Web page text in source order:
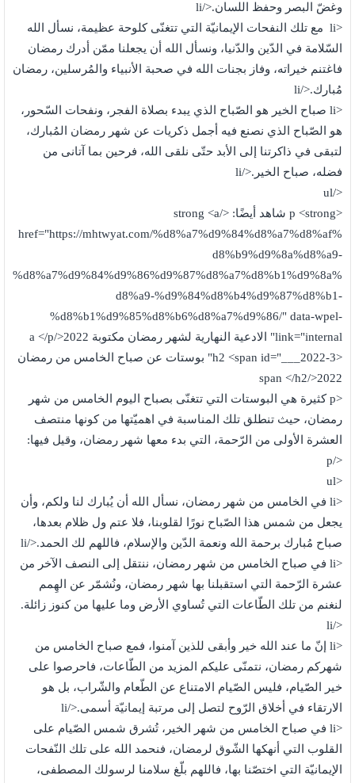
وغضّ البصر وحفظ اللسان.</li
<li مع تلك النفحات الإيمانيّة التي تتغنّى كلوحة عظيمة، نسأل الله
السّلامة في الدّين والدّنيا، ونسأل الله أن يجعلنا ممّن أدرك رمضان
فاغتنم خيراته، وفاز بجنات الله في صحبة الأنبياء والمُرسلين، رمضان
مُبارك.</li
<li صباح الخير هو الصّباح الذي يبدء بصلاة الفجر، ونفحات السّحور،
هو الصّباح الذي نصنع فيه أجمل ذكريات عن شهر رمضان المُبارك،
لتبقى في ذاكرتنا إلى الأبد حتّى نلقى الله، فرحين بما آتانى من
فضله، صباح الخير.</li
</ul
<p <strong شاهد أيضًا: </strong <a
href="https://mhtwyat.com/%d8%a7%d9%84%d8%a7%d8%af%
d8%b9%d9%8a%d8%a9-
%d8%a7%d9%84%d9%86%d9%87%d8%a7%d8%b1%d9%8a%
d8%a9-%d9%84%d8%b4%d9%87%d8%b1-
%d8%b1%d9%85%d8%b6%d8%a7%d9%86/" data-wpel-
link="internal" الادعية النهارية لشهر رمضان مكتوبة 2022</a </p
<h2 <span id="___2022-3" بوستات عن صباح الخامس من رمضان
2022</span </h2
<p كثيرة هي البوستات التي تتغنّى بصباح اليوم الخامس من شهر
رمضان، حيث تنطلق تلك المناسبة في اهميّتها من كونها منتصف
العشرة الأولى من الرّحمة، التي بدء معها شهر رمضان، وقيل فيها:
</p
<ul
<li في الخامس من شهر رمضان، نسأل الله أن يُبارك لنا ولكم، وأن
يجعل من شمس هذا الصّباح نورًا لقلوبنا، فلا عتم ول ظلام بعدها،
صباح مُبارك برحمة الله ونعمة الدّين والإسلام، فاللهم لك الحمد.</li
<li في صباح الخامس من شهر رمضان، ننتقل إلى النصف الآخر من
عشرة الرّحمة التي استقبلنا بها شهر رمضان، ونُشمّر عن الهِمم
لنغنم من تلك الطّاعات التي تُساوي الأرض وما عليها من كنوز زائلة.
</li
<li إنّ ما عند الله خير وأبقى للذين آمنوا، فمع صباح الخامس من
شهركم رمضان، نتمنّى عليكم المزيد من الطّاعات، فاحرصوا على
خير الصّيام، فليس الصّيام الامتناع عن الطّعام والشّراب، بل هو
الارتقاء في أخلاق الرّوح لتصل إلى مرتبة إيمانيّة أسمى.</li
<li في صباح الخامس من شهر الخير، تُشرق شمس الصّيام على
القلوب التي أنهكها الشّوق لرمضان، فنحمد الله على تلك النّفحات
الإيمانيّة التي اختصّنا بها، فاللهم بلّغ سلامنا لرسولك المصطفى،